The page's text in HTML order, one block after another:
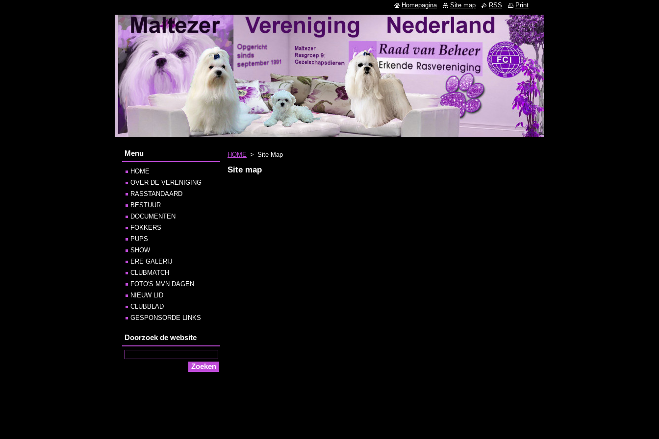
HOME > Site Map
Site map
Menu
HOME
OVER DE VERENIGING
RASSTANDAARD
BESTUUR
DOCUMENTEN
FOKKERS
PUPS
SHOW
ERE GALERIJ
CLUBMATCH
FOTO'S MVN DAGEN
NIEUW LID
CLUBBLAD
GESPONSORDE LINKS
Doorzoek de website
Homepagina Site map RSS Print